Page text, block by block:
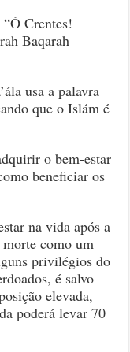
Crentes!
Baqarah
usa a palavra
que o Islám é
o bem-estar
beneficiar os
na vida após a
como um
privilégios do
é salvo
elevada,
poderá levar 70